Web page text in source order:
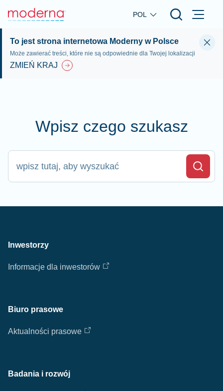
Skip to main content
POL
To jest strona internetowa Moderny w Polsce
Może zawierać treści, które nie są odpowiednie dla Twojej lokalizacji
ZMIEŃ KRAJ
Wpisz czego szukasz
wpisz tutaj, aby wyszukać
Search
Inwestorzy
Informacje dla inwestorów
Biuro prasowe
Aktualności prasowe
Badania i rozwój